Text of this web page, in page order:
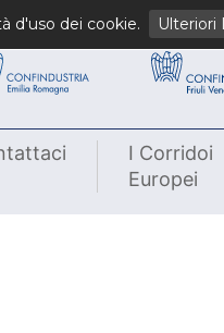
I Corridoi
Europei
d'uso dei cookie. Ulteriori